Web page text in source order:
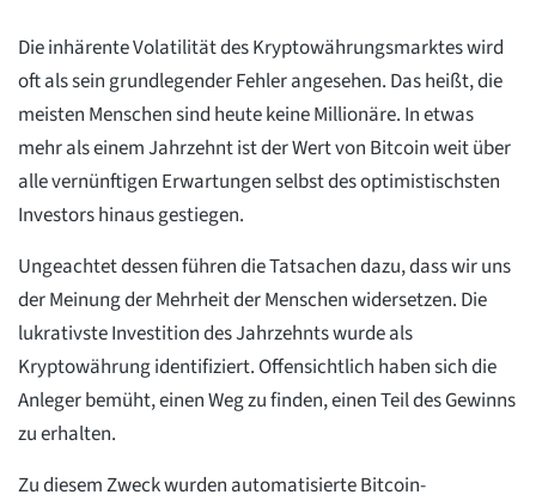
Die inhärente Volatilität des Kryptowährungsmarktes wird
oft als sein grundlegender Fehler angesehen. Das heißt, die
meisten Menschen sind heute keine Millionäre. In etwas
mehr als einem Jahrzehnt ist der Wert von Bitcoin weit über
alle vernünftigen Erwartungen selbst des optimistischsten
Investors hinaus gestiegen.
Ungeachtet dessen führen die Tatsachen dazu, dass wir uns
der Meinung der Mehrheit der Menschen widersetzen. Die
lukrativste Investition des Jahrzehnts wurde als
Kryptowährung identifiziert. Offensichtlich haben sich die
Anleger bemüht, einen Weg zu finden, einen Teil des Gewinns
zu erhalten.
Zu diesem Zweck wurden automatisierte Bitcoin-